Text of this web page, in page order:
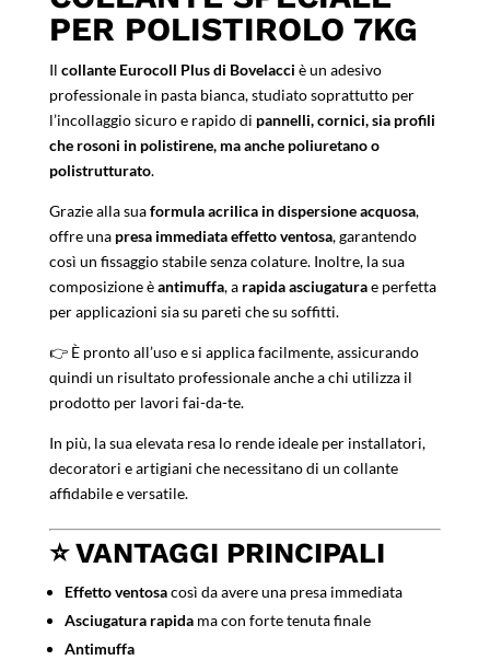
PER POLISTIROLO 7KG
Il collante Eurocoll Plus di Bovelacci è un adesivo
professionale in pasta bianca, studiato soprattutto per
l’incollaggio sicuro e rapido di pannelli, cornici, sia profili
che rosoni in polistirene, ma anche poliuretano o
polistrutturato.
Grazie alla suaformula acrilica in dispersione acquosa,
offre una presa immediata effetto ventosa, garantendo
così un fissaggio stabile senza colature. Inoltre, la sua
composizione èantimuffa, a rapida asciugaturae perfetta
per applicazioni sia su pareti che su soffitti.
👉 È pronto all’uso e si applica facilmente, assicurando
quindi un risultato professionale anche a chi utilizza il
prodotto per lavori fai-da-te.
In più, la sua elevata resa lo rende ideale per installatori,
decoratori e artigiani che necessitano di un collante
affidabile e versatile.
⭐VANTAGGI PRINCIPALI
Effetto ventosacosì da avere una presa immediata
Asciugatura rapidama con forte tenuta finale
Antimuffa